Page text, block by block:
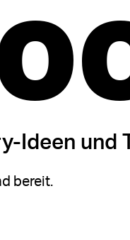
Ideen und
bereit.